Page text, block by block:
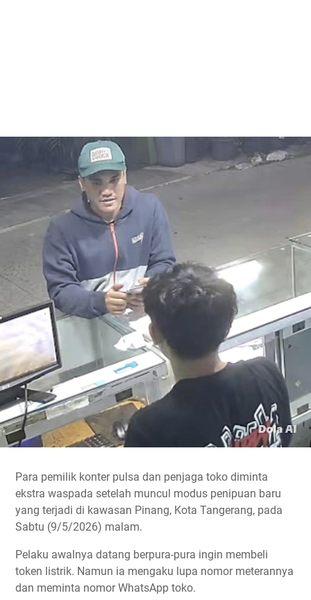
Para pemilik konter pulsa dan penjaga toko diminta
ekstra waspada setelah muncul modus penipuan baru
yang terjadi di kawasan Pinang, Kota Tangerang, pada
Sabtu (9/5/2026) malam.
Pelaku awalnya datang berpura-pura ingin membeli
token listrik. Namun ia mengaku lupa nomor meterannya
dan meminta nomor WhatsApp toko.